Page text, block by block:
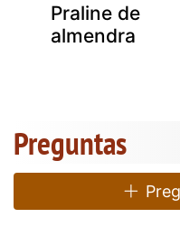
Praline de
almendra
Preguntas